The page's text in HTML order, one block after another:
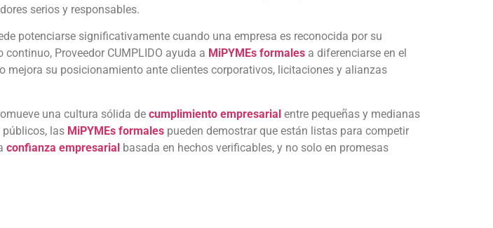
serios y responsables.
potenciarse significativamente cuando una empresa es reconocida por su
Proveedor CUMPLIDO ayuda a MiPYMEs formales a diferenciarse en el
mejora su posicionamiento ante clientes corporativos, licitaciones y alianzas
una cultura sólida de cumplimiento empresarial entre pequeñas y medianas
las MiPYMEs formales pueden demostrar que están listas para competir
confianza empresarial basada en hechos verificables, y no solo en promesas